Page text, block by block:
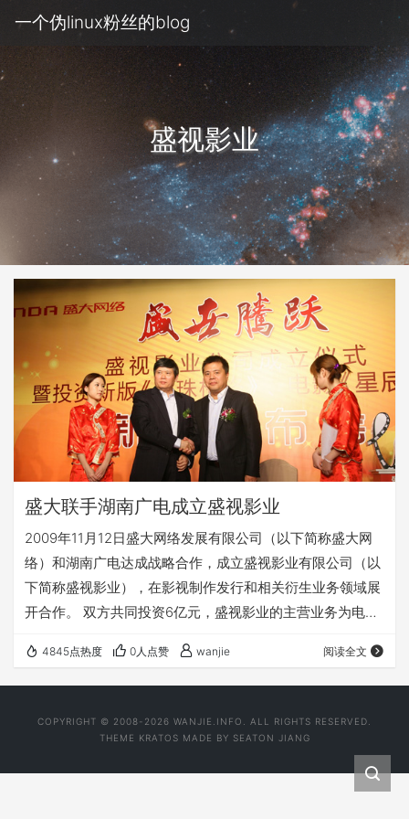
一个伪linux粉丝的blog
盛视影业
盛大联手湖南广电成立盛视影业
2009年11月12日盛大网络发展有限公司（以下简称盛大网
络）和湖南广电达成战略合作，成立盛视影业有限公司（以
下简称盛视影业），在影视制作发行和相关衍生业务领域展
开合作。 双方共同投资6亿元，盛视影业的主营业务为电影
务和相关服务业务。陈天桥透露：“盛大将会是盛视影业的
大股东，而湖南广电是二股东。” 陈天桥表示：“此次合作是
传媒业发展的大势所趋。” 盛视影业公司 个人对盛视影业域
4845点热度 0人点赞 wanjie 阅读全文
COPYRIGHT © 2008-2026 WANJIE.INFO. ALL RIGHTS RESERVED.
THEME KRATOS MADE BY SEATON JIANG